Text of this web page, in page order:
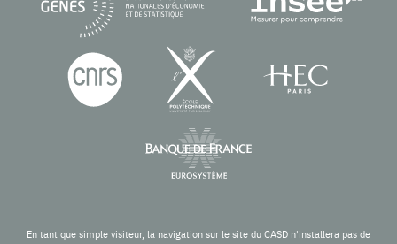
En tant que simple visiteur, la navigation sur le site du CASD n'installera pas de